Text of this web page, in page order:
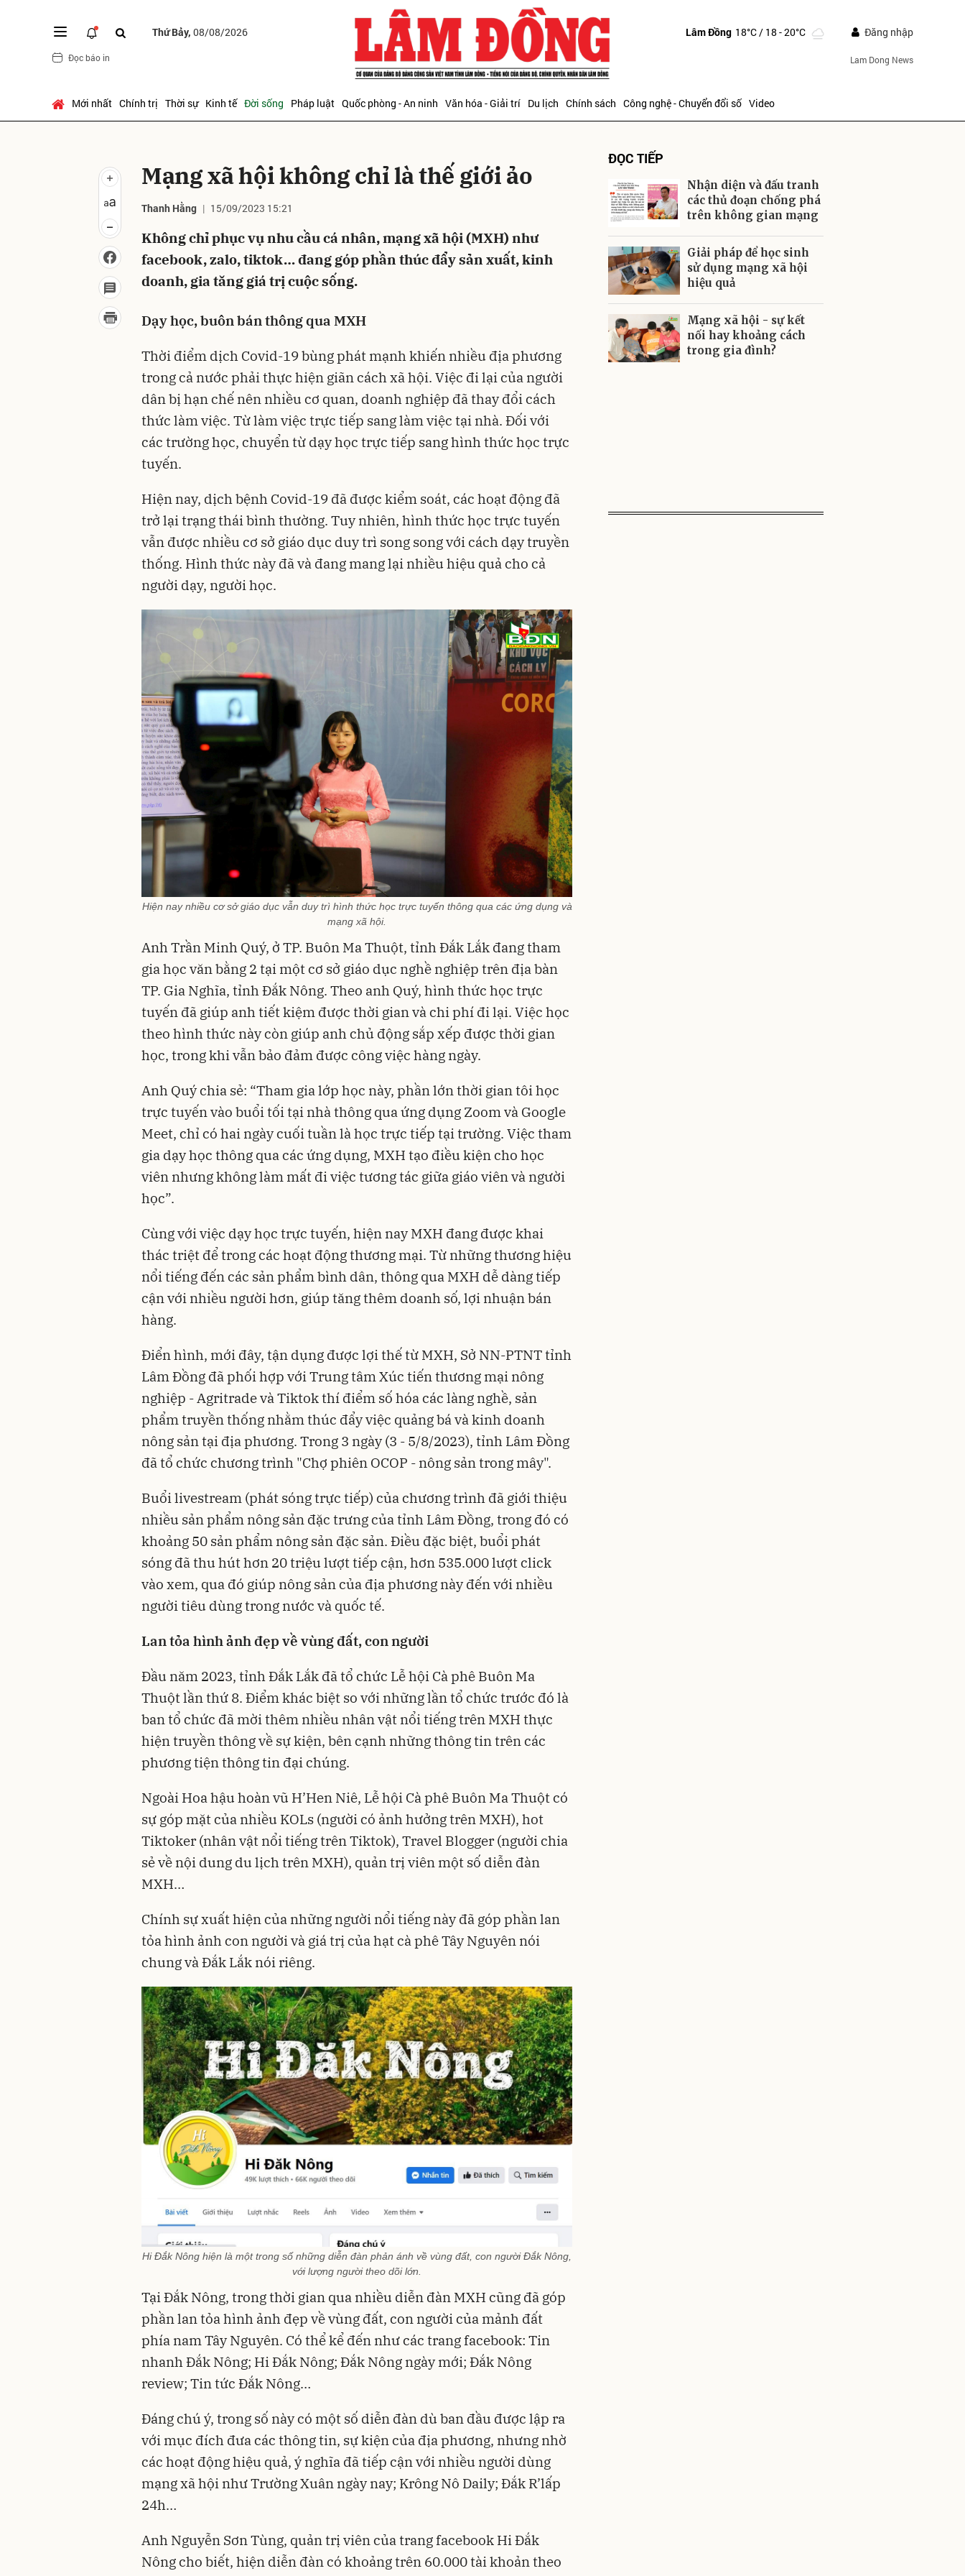
Thứ Bảy, 08/08/2026
Đọc báo in
Lâm Đồng 18°C/ 18 - 20°C Đăng nhập
Lam Dong News
Mới nhất Chính trị Thời sự Kinh tế Đời sống Pháp luật Quốc phòng - An ninh Văn hóa - Giải trí Du lịch Chính sách Công nghệ - Chuyển đổi số Video
Mạng xã hội không chỉ là thế giới ảo
Thanh Hằng 15/09/2023 15:21
Không chỉ phục vụ nhu cầu cá nhân, mạng xã hội (MXH) như
facebook, zalo, tiktok… đang góp phần thúc đẩy sản xuất, kinh
doanh, gia tăng giá trị cuộc sống.
Dạy học, buôn bán thông qua MXH
Thời điểm dịch Covid-19 bùng phát mạnh khiến nhiều địa phương
trong cả nước phải thực hiện giãn cách xã hội. Việc đi lại của người
dân bị hạn chế nên nhiều cơ quan, doanh nghiệp đã thay đổi cách
thức làm việc. Từ làm việc trực tiếp sang làm việc tại nhà. Đối với
các trường học, chuyển từ dạy học trực tiếp sang hình thức học trực
tuyến.
Hiện nay, dịch bệnh Covid-19 đã được kiểm soát, các hoạt động đã
trở lại trạng thái bình thường. Tuy nhiên, hình thức học trực tuyến
vẫn được nhiều cơ sở giáo dục duy trì song song với cách dạy truyền
thống. Hình thức này đã và đang mang lại nhiều hiệu quả cho cả
người dạy, người học.
Hiện nay nhiều cơ sở giáo dục vẫn duy trì hình thức học trực tuyến thông qua các ứng dụng và
mạng xã hội.
Anh Trần Minh Quý, ở TP. Buôn Ma Thuột, tỉnh Đắk Lắk đang tham
gia học văn bằng 2 tại một cơ sở giáo dục nghề nghiệp trên địa bàn
TP. Gia Nghĩa, tỉnh Đắk Nông. Theo anh Quý, hình thức học trực
tuyến đã giúp anh tiết kiệm được thời gian và chi phí đi lại. Việc học
theo hình thức này còn giúp anh chủ động sắp xếp được thời gian
học, trong khi vẫn bảo đảm được công việc hàng ngày.
Anh Quý chia sẻ: “Tham gia lớp học này, phần lớn thời gian tôi học
trực tuyến vào buổi tối tại nhà thông qua ứng dụng Zoom và Google
Meet, chỉ có hai ngày cuối tuần là học trực tiếp tại trường. Việc tham
gia dạy học thông qua các ứng dụng, MXH tạo điều kiện cho học
viên nhưng không làm mất đi việc tương tác giữa giáo viên và người
học”.
Cùng với việc dạy học trực tuyến, hiện nay MXH đang được khai
thác triệt để trong các hoạt động thương mại. Từ những thương hiệu
nổi tiếng đến các sản phẩm bình dân, thông qua MXH dễ dàng tiếp
cận với nhiều người hơn, giúp tăng thêm doanh số, lợi nhuận bán
hàng.
Điển hình, mới đây, tận dụng được lợi thế từ MXH, Sở NN-PTNT tỉnh
Lâm Đồng đã phối hợp với Trung tâm Xúc tiến thương mại nông
nghiệp - Agritrade và Tiktok thí điểm số hóa các làng nghề, sản
phẩm truyền thống nhằm thúc đẩy việc quảng bá và kinh doanh
nông sản tại địa phương. Trong 3 ngày (3 - 5/8/2023), tỉnh Lâm Đồng
đã tổ chức chương trình "Chợ phiên OCOP - nông sản trong mây".
Buổi livestream (phát sóng trực tiếp) của chương trình đã giới thiệu
nhiều sản phẩm nông sản đặc trưng của tỉnh Lâm Đồng, trong đó có
khoảng 50 sản phẩm nông sản đặc sản. Điều đặc biệt, buổi phát
sóng đã thu hút hơn 20 triệu lượt tiếp cận, hơn 535.000 lượt click
vào xem, qua đó giúp nông sản của địa phương này đến với nhiều
người tiêu dùng trong nước và quốc tế.
Lan tỏa hình ảnh đẹp về vùng đất, con người
Đầu năm 2023, tỉnh Đắk Lắk đã tổ chức Lễ hội Cà phê Buôn Ma
Thuột lần thứ 8. Điểm khác biệt so với những lần tổ chức trước đó là
ban tổ chức đã mời thêm nhiều nhân vật nổi tiếng trên MXH thực
hiện truyền thông về sự kiện, bên cạnh những thông tin trên các
phương tiện thông tin đại chúng.
Ngoài Hoa hậu hoàn vũ H’Hen Niê, Lễ hội Cà phê Buôn Ma Thuột có
sự góp mặt của nhiều KOLs (người có ảnh hưởng trên MXH), hot
Tiktoker (nhân vật nổi tiếng trên Tiktok), Travel Blogger (người chia
sẻ về nội dung du lịch trên MXH), quản trị viên một số diễn đàn
MXH…
Chính sự xuất hiện của những người nổi tiếng này đã góp phần lan
tỏa hình ảnh con người và giá trị của hạt cà phê Tây Nguyên nói
chung và Đắk Lắk nói riêng.
Hi Đắk Nông hiện là một trong số những diễn đàn phản ánh về vùng đất, con người Đắk Nông,
với lượng người theo dõi lớn.
Tại Đắk Nông, trong thời gian qua nhiều diễn đàn MXH cũng đã góp
phần lan tỏa hình ảnh đẹp về vùng đất, con người của mảnh đất
phía nam Tây Nguyên. Có thể kể đến như các trang facebook: Tin
nhanh Đắk Nông; Hi Đắk Nông; Đắk Nông ngày mới; Đắk Nông
review; Tin tức Đắk Nông…
Đáng chú ý, trong số này có một số diễn đàn dù ban đầu được lập ra
với mục đích đưa các thông tin, sự kiện của địa phương, nhưng nhờ
các hoạt động hiệu quả, ý nghĩa đã tiếp cận với nhiều người dùng
mạng xã hội như Trường Xuân ngày nay; Krông Nô Daily; Đắk R’lấp
24h…
Anh Nguyễn Sơn Tùng, quản trị viên của trang facebook Hi Đắk
Nông cho biết, hiện diễn đàn có khoảng trên 60.000 tài khoản theo
ĐỌC TIẾP
Nhận diện và đấu tranh
các thủ đoạn chống phá
trên không gian mạng
Giải pháp để học sinh
sử dụng mạng xã hội
hiệu quả
Mạng xã hội - sự kết
nối hay khoảng cách
trong gia đình?
Gửi bình luận
Gửi